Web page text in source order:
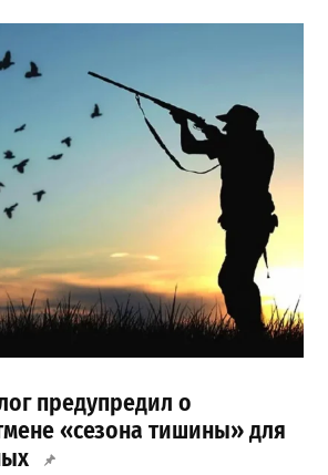
предупредил о
«сезона тишины» для